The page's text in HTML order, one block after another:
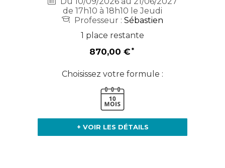
de 17h10 à 18h10 le Jeudi
Professeur : Sébastien
1 place restante
870,00 €
Choisissez votre formule :
+ VOIR LES DÉTAILS